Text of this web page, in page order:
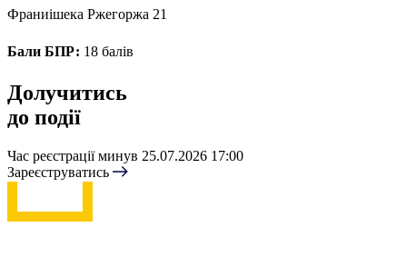
Франиішека Ржегоржа 21
Бали БПР: 18 балів
Долучитись
до події
Час реєстрації минув 25.07.2026 17:00
Зареєструватись